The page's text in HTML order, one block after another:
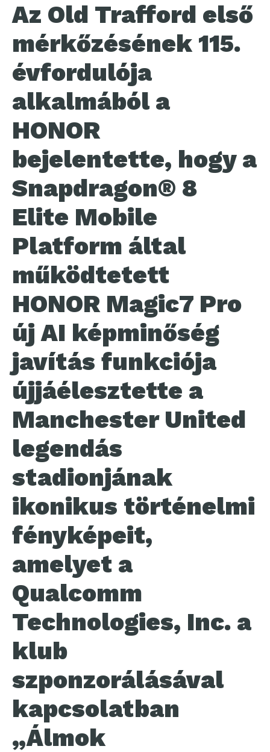
Az Old Trafford első
mérkőzésének 115.
évfordulója
alkalmából a
HONOR
bejelentette, hogy a
Snapdragon® 8
Elite Mobile
Platform által
működtetett
HONOR Magic7 Pro
új AI képminőség
javítás funkciója
újjáélesztette a
Manchester United
legendás
stadionjának
ikonikus történelmi
fényképeit,
amelyet a
Qualcomm
Technologies, Inc. a
klub
szponzorálásával
kapcsolatban
„Álmok